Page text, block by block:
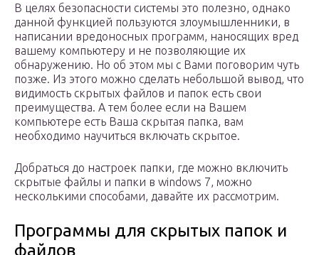
В целях безопасности системы это полезно, однако
данной функцией пользуются злоумышленники, в
написании вредоносных программ, наносящих вред
вашему компьютеру и не позволяющие их
обнаружению. Но об этом мы с Вами поговорим чуть
позже. Из этого можно сделать небольшой вывод, что
видимость скрытых файлов и папок есть свои
преимущества. А тем более если на Вашем
компьютере есть Ваша скрытая папка, вам
необходимо научиться включать скрытое.
Добраться до настроек папки, где можно включить
скрытые файлы и папки в windows 7, можно
несколькими способами, давайте их рассмотрим.
Программы для скрытых папок и
файлов